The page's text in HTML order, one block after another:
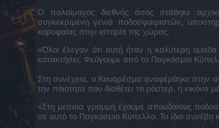
Ο παλαίμαχος διεθνής άσος στάθηκε
συγκεκριμένη γενιά ποδοσφαιριστών,
κορυφαίας στην ιστορία της χώρας.
«Όλοι έλεγαν ότι αυτή ήταν η καλύτερη
κατακτήσει; Φεύγουμε από το Παγκόσμιο
Στη συνέχεια, ο Κουαρέσμα αναφέρθηκε στην
την ποιότητα που διαθέτει το ρόστερ, η εικόνα
«Στη μεσαία γραμμή έχουμε σπουδαίους
σε αυτό το Παγκόσμιο Κύπελλο. Το ίδιο